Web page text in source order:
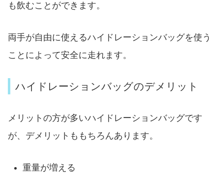
も飲むことができます。
両手が自由に使えるハイドレーションバッグを使う
ことによって安全に走れます。
ハイドレーションバッグのデメリット
メリットの方が多いハイドレーションバッグです
が、デメリットももちろんあります。
重量が増える